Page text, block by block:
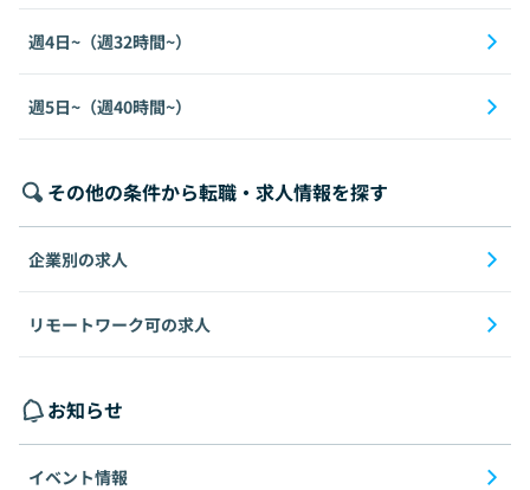
週4日~（週32時間~）
週5日~（週40時間~）
その他の条件から転職・求人情報を探す
企業別の求人
リモートワーク可の求人
お知らせ
イベント情報